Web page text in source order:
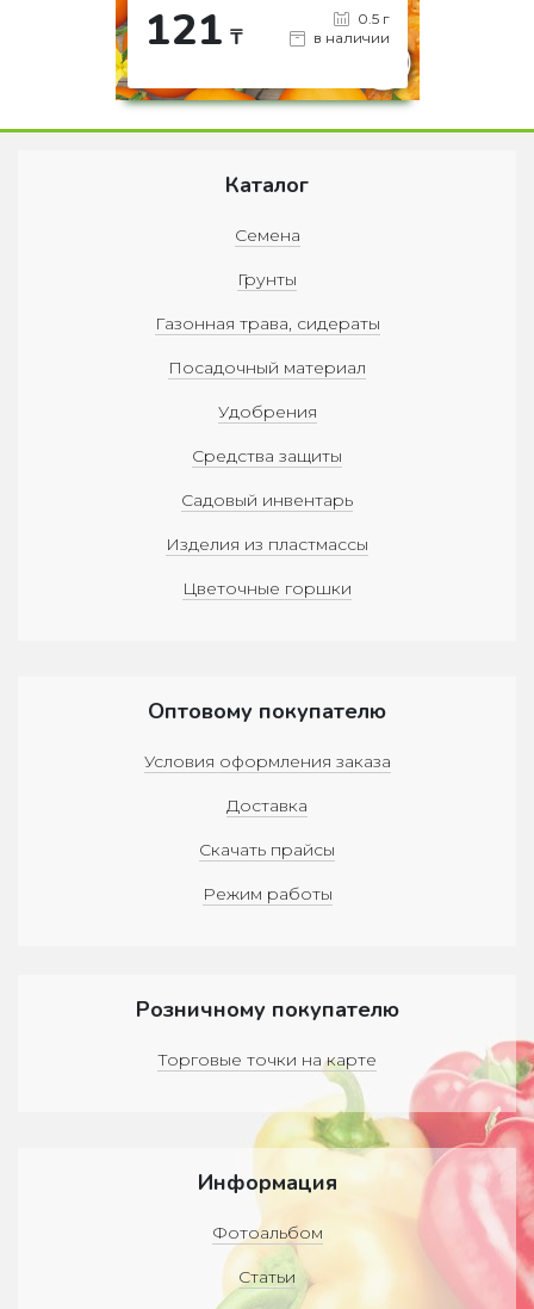
121 ₸
0.5 г
в наличии
- +
Каталог
Семена
Грунты
Газонная трава, сидераты
Посадочный материал
Удобрения
Средства защиты
Садовый инвентарь
Изделия из пластмассы
Цветочные горшки
Оптовому покупателю
Условия оформления заказа
Доставка
Скачать прайсы
Режим работы
Розничному покупателю
Торговые точки на карте
Информация
Фотоальбом
Статьи